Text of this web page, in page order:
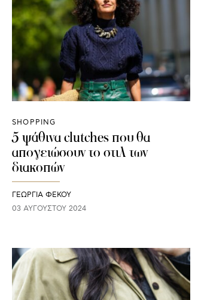
SHOPPING
5 ψάθινα clutches που θα
απογειώσουν το στιλ των
διακοπών
ΓΕΩΡΓΙΑ ΦΕΚΟΥ
03 ΑΥΓΟΎΣΤΟΥ 2024